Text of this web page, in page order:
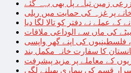
پر غزہ کی حمایت میں ریلی
عملے نے دفتر کو تالا لگا دیا
کی ماں سے الوداعی ملاقات
کا سفارت خانہ مکمل بند
کے معاملے پر مزید پیشرفت